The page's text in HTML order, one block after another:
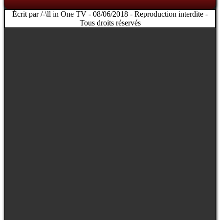
Écrit par /-\ll in One TV - 08/06/2018 - Reproduction interdite -
Tous droits réservés